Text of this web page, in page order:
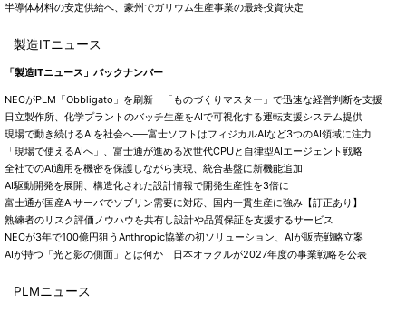
半導体材料の安定供給へ、豪州でガリウム生産事業の最終投資決定
製造ITニュース
「製造ITニュース」バックナンバー
NECがPLM「Obbligato」を刷新 「ものづくりマスター」で迅速な経営判断を支援
日立製作所、化学プラントのバッチ生産をAIで可視化する運転支援システム提供
現場で動き続けるAIを社会へ──富士ソフトはフィジカルAIなど3つのAI領域に注力
「現場で使えるAIへ」、富士通が進める次世代CPUと自律型AIエージェント戦略
全社でのAI適用を機密を保護しながら実現、統合基盤に新機能追加
AI駆動開発を展開、構造化された設計情報で開発生産性を3倍に
富士通が国産AIサーバでソブリン需要に対応、国内一貫生産に強み【訂正あり】
熟練者のリスク評価ノウハウを共有し設計や品質保証を支援するサービス
NECが3年で100億円狙うAnthropic協業の初ソリューション、AIが販売戦略立案
AIが持つ「光と影の側面」とは何か 日本オラクルが2027年度の事業戦略を公表
PLMニュース